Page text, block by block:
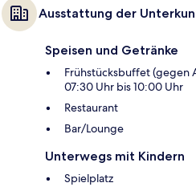
Ausstattung der
Speisen und Getränke
Frühstücksbuffet (gegen
07:30 Uhr bis 10:00 Uhr
Restaurant
Bar/Lounge
Unterwegs mit Kindern
Spielplatz